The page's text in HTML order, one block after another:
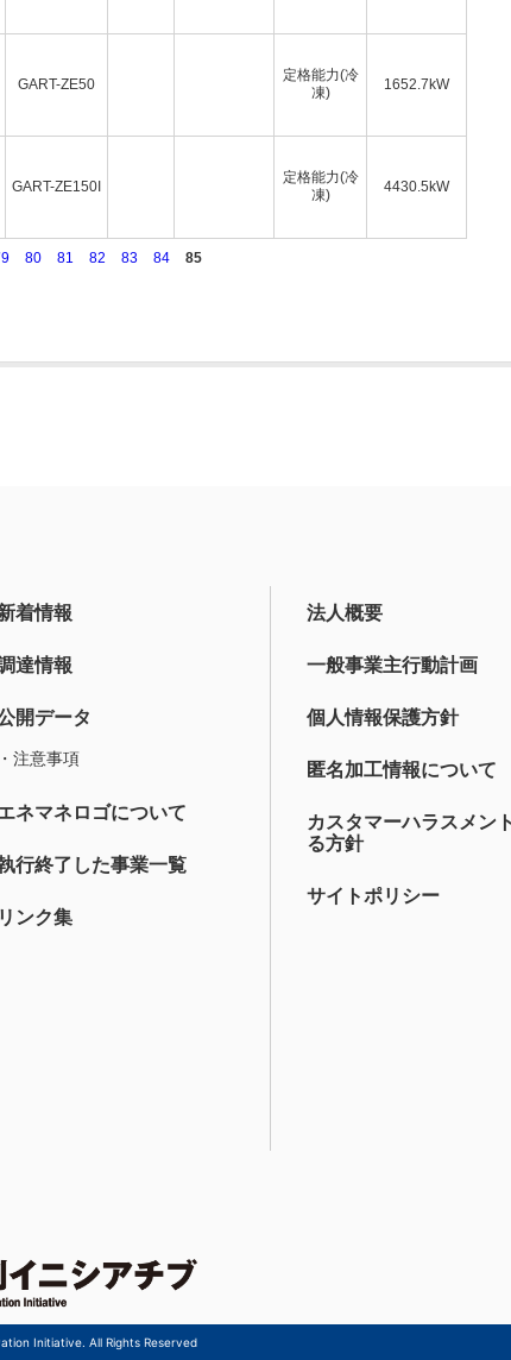
GART-ZE50
定格能力(冷
凍)
1652.7kW
GART-ZE150I
定格能力(冷
凍)
4430.5kW
80 81 82 83 84 85
着情報
達情報
開データ
・注意事項
ネマネロゴについて
行終了した事業一覧
リンク集
法人概要
一般事業主行動計画
個人情報保護方針
匿名加工情報について
カスタマーハラスメン
る方針
サイトポリシー
Initiative. All Rights Reserved